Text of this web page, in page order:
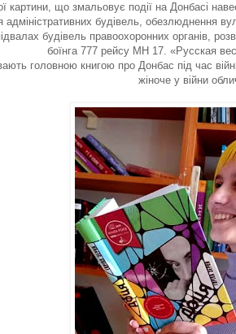
картини, що змальовує події на Донбасі
адміністративних будівель, обезлюднення
будівель правоохоронних органів,
боїнга 777 рейсу МН 17. «Русская
головною книгою про Донбас під час
жіноче у війни